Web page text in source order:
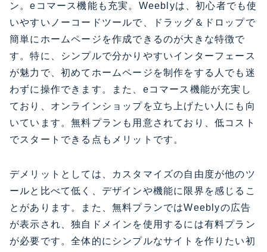
ン。eコマース機能も充実。Weeblyは、初心者でも使
いやすいノーコードツールで、ドラッグ＆ドロップで
簡単にホームページを作成できるのが大きな特徴で
す。特に、シンプルで分かりやすいインターフェース
が魅力で、初めてホームページを制作をする人でも迷
わずに操作できます。また、eコマース機能が充実し
ており、オンラインショップを立ち上げたい人にも向
いています。無料プランも用意されており、低コスト
でスタートできる点もメリットです。
デメリットとしては、カスタマイズの自由度が他のツ
ールと比べて低く、デザインや機能に限界を感じるこ
とがあります。また、無料プランではWeeblyの広告
が表示され、独自ドメインを使用するには有料プラン
が必要です。全体的にシンプルなサイトを作りたい初